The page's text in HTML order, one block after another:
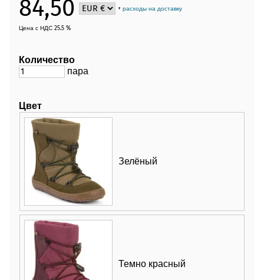
84,50 +расходы на доставку
Цена с НДС 25.5 %
Количество
пара
Цвет
Зелёный
Темно красный